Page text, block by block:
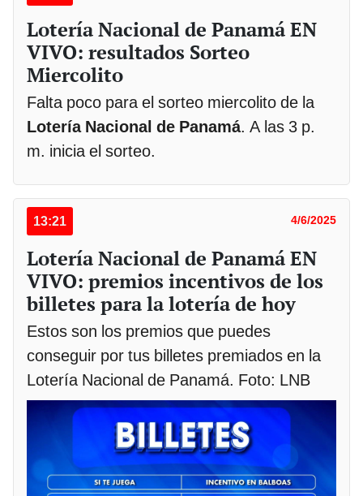
Lotería Nacional de Panamá EN
VIVO: resultados Sorteo
Miercolito
Falta poco para el sorteo miercolito de la
Lotería Nacional de Panamá. A las 3 p.
m. inicia el sorteo.
13:21 4/6/2025
Lotería Nacional de Panamá EN
VIVO: premios incentivos de los
billetes para la lotería de hoy
Estos son los premios que puedes
conseguir por tus billetes premiados en la
Lotería Nacional de Panamá. Foto: LNB